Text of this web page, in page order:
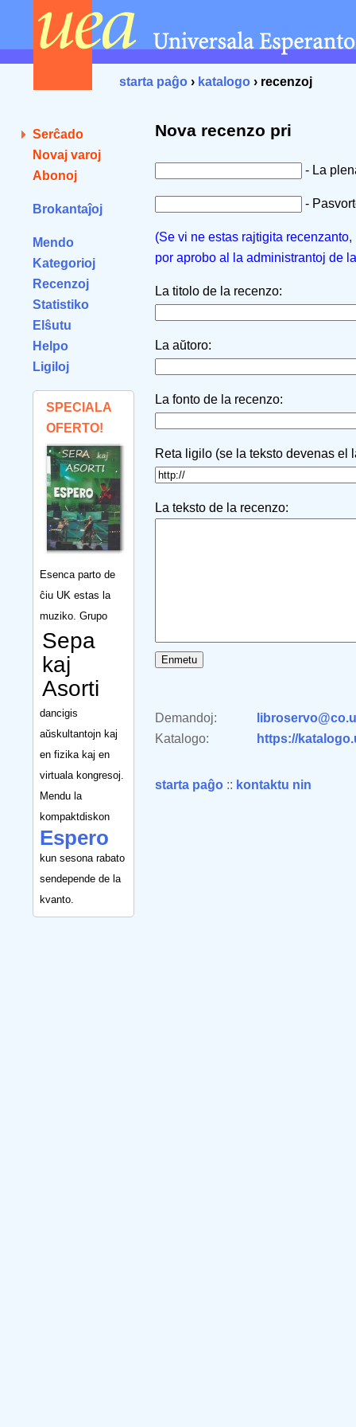
starta paĝo › katalogo › recenzoj
Serĉado
Novaj varoj
Abonoj
Brokantaĵoj
Mendo
Kategorioj
Recenzoj
Statistiko
Elŝutu
Helpo
Ligiloj
SPECIALA
OFERTO!
Esenca parto de
ĉiu UK estas la
muziko. Grupo
Sepa
kaj
Asorti
dancigis
aŭskultantojn kaj
en fizika kaj en
virtuala kongresoj.
Mendu la
kompaktdiskon
Espero
kun sesona rabato
sendepende de la
kvanto.
Nova recenzo pri
- La
-
(Se vi ne estas rajtigita
por aprobo al la administrantoj de
La titolo de la recenzo:
La aŭtoro:
La fonto de la recenzo:
Reta ligilo (se la teksto devenas el
La teksto de la recenzo:
Demandoj:
Katalogo:
https://
starta paĝo :: kontaktu nin